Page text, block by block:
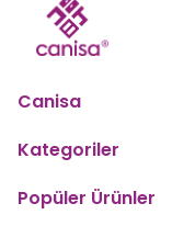
Canisa
Kategoriler
Popüler Ürünler